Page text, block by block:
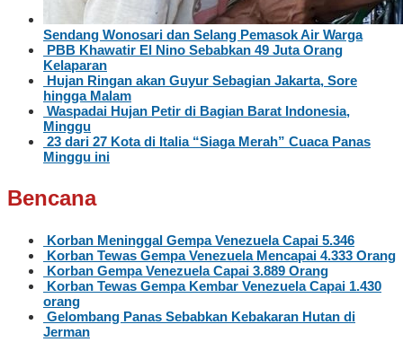
Sendang Wonosari dan Selang Pemasok Air Warga
PBB Khawatir El Nino Sebabkan 49 Juta Orang
Kelaparan
Hujan Ringan akan Guyur Sebagian Jakarta, Sore
hingga Malam
Waspadai Hujan Petir di Bagian Barat Indonesia,
Minggu
23 dari 27 Kota di Italia “Siaga Merah” Cuaca Panas
Minggu ini
Bencana
Korban Meninggal Gempa Venezuela Capai 5.346
Korban Tewas Gempa Venezuela Mencapai 4.333 Orang
Korban Gempa Venezuela Capai 3.889 Orang
Korban Tewas Gempa Kembar Venezuela Capai 1.430
orang
Gelombang Panas Sebabkan Kebakaran Hutan di
Jerman